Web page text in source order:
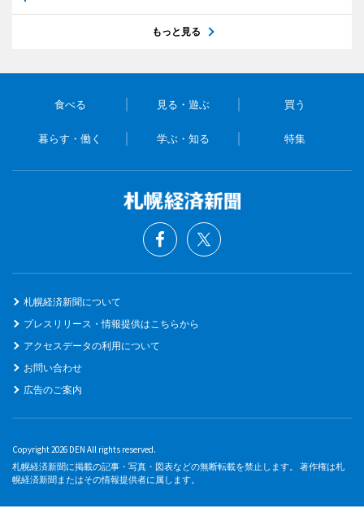
もっと見る
食べる 見る・遊ぶ 買う
暮らす・働く 学ぶ・知る 特集
札幌経済新聞について
プレスリリース・情報提供はこちらから
アクセスデータの利用について
お問い合わせ
広告のご案内
Copyright 2026 DEN All rights reserved.
札幌経済新聞に掲載の記事・写真・図表などの無断転載を禁止します。 著作権は札
幌経済新聞またはその情報提供者に属します。